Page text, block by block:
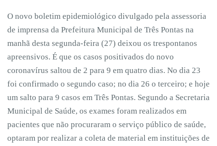
O novo boletim epidemiológico divulgado pela assessoria
de imprensa da Prefeitura Municipal de Três Pontas na
manhã desta segunda-feira (27) deixou os trespontanos
apreensivos. É que os casos positivados do novo
coronavírus saltou de 2 para 9 em quatro dias. No dia 23
foi confirmado o segundo caso; no dia 26 o terceiro; e hoje
um salto para 9 casos em Três Pontas. Segundo a Secretaria
Municipal de Saúde, os exames foram realizados em
pacientes que não procuraram o serviço público de saúde,
optaram por realizar a coleta de material em instituições de